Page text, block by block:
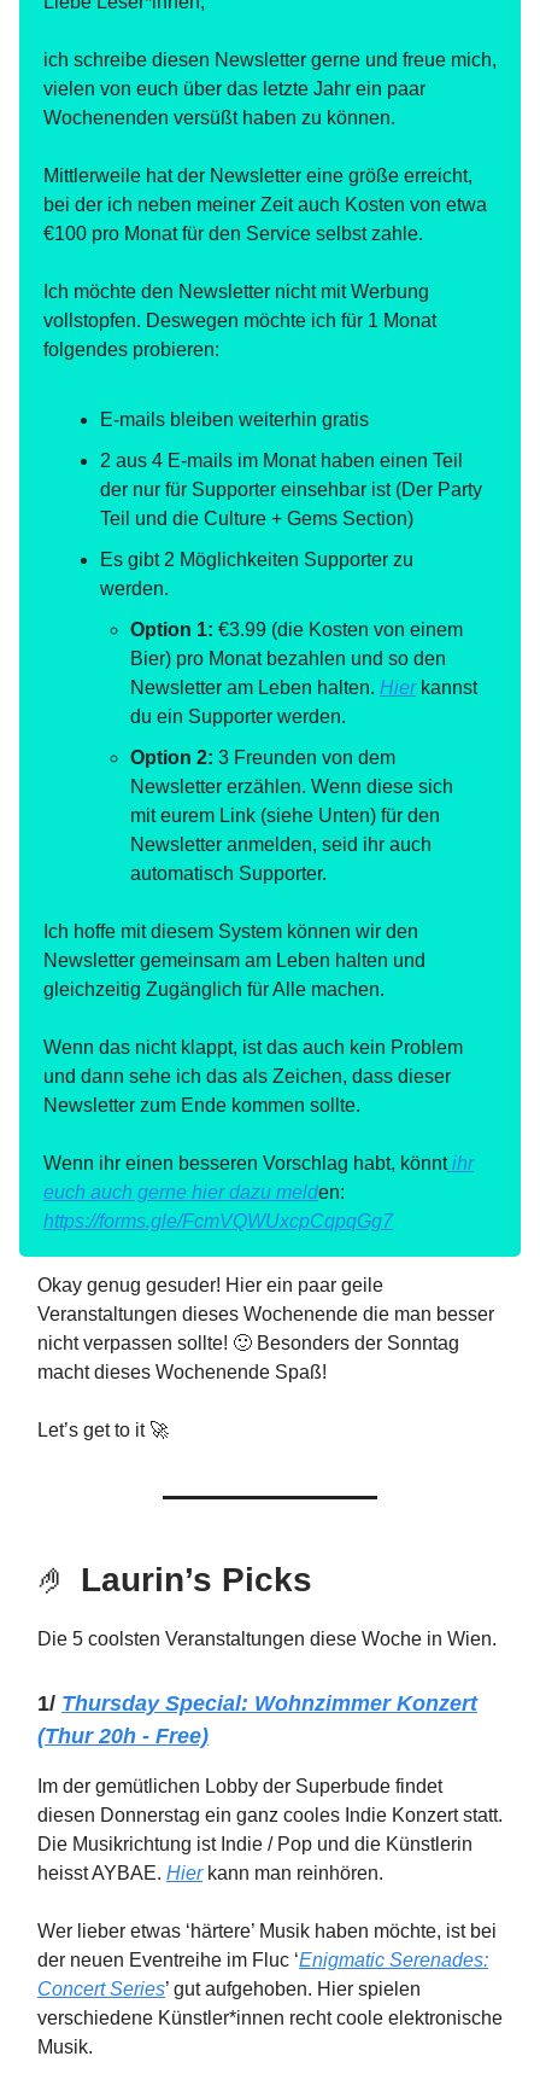
ich schreibe diesen Newsletter gerne und freue mich,
vielen von euch über das letzte Jahr ein paar
Wochenenden versüßt haben zu können.
Mittlerweile hat der Newsletter eine größe erreicht,
bei der ich neben meiner Zeit auch Kosten von etwa
€100 pro Monat für den Service selbst zahle.
Ich möchte den Newsletter nicht mit Werbung
vollstopfen. Deswegen möchte ich für 1 Monat
folgendes probieren:
E-mails bleiben weiterhin gratis
2 aus 4 E-mails im Monat haben einen Teil
der nur für Supporter einsehbar ist (Der Party
Teil und die Culture + Gems Section)
Es gibt 2 Möglichkeiten Supporter zu
werden.
Option 1: €3.99 (die Kosten von einem
Bier) pro Monat bezahlen und so den
Newsletter am Leben halten. Hierkannst
du ein Supporter werden.
Option 2: 3 Freunden von dem
Newsletter erzählen. Wenn diese sich
mit eurem Link (siehe Unten) für den
Newsletter anmelden, seid ihr auch
automatisch Supporter.
Ich hoffe mit diesem System können wir den
Newsletter gemeinsam am Leben halten und
gleichzeitig Zugänglich für Alle machen.
Wenn das nicht klappt, ist das auch kein Problem
und dann sehe ich das als Zeichen, dass dieser
Newsletter zum Ende kommen sollte.
Wenn ihr einen besseren Vorschlag habt, könntihr
euch auch gerne hier dazu melden:
https://forms.gle/FcmVQWUxcpCqpqGg7
Okay genug gesuder! Hier ein paar geile
Veranstaltungen dieses Wochenende die man besser
nicht verpassen sollte! 🙂 Besonders der Sonntag
macht dieses Wochenende Spaß!
Let’s get to it 🚀
🤌 Laurin’s Picks
Die 5 coolsten Veranstaltungen diese Woche in Wien.
1/ Thursday Special: Wohnzimmer Konzert
(Thur 20h - Free)
Im der gemütlichen Lobby der Superbude findet
diesen Donnerstag ein ganz cooles Indie Konzert statt.
Die Musikrichtung ist Indie / Pop und die Künstlerin
heisst AYBAE. Hierkann man reinhören.
Wer lieber etwas ‘härtere’ Musik haben möchte, ist bei
der neuen Eventreihe im Fluc ‘Enigmatic Serenades:
Concert Series’ gut aufgehoben. Hier spielen
verschiedene Künstler*innen recht coole elektronische
Musik.